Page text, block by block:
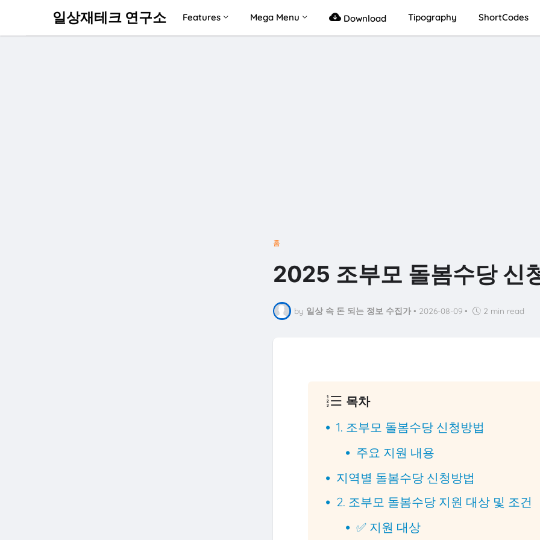
일상재테크 연구소 Features Mega Menu Download Tipography ShortCodes
홈
2025 조부모 돌봄수당 신
by 일상 속 돈 되는 정보 수집가 • 2026-08-09 • 2 min read
목차
1. 조부모 돌봄수당 신청방법
주요 지원 내용
지역별 돌봄수당 신청방법
2. 조부모 돌봄수당 지원 대상 및 조건
✅ 지원 대상